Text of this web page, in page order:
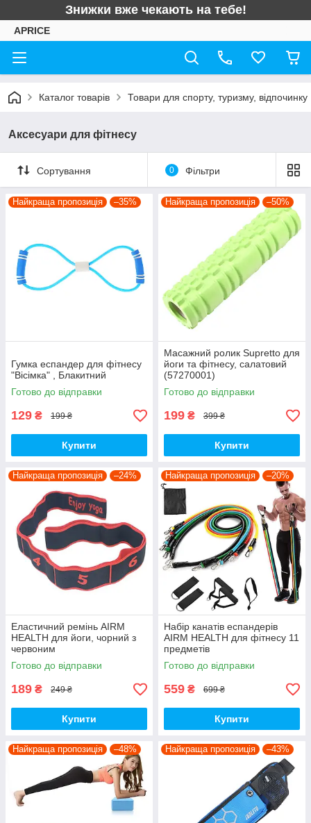
Знижки вже чекають на тебе!
APRICE
Каталог товарів Товари для спорту, туризму, відпочинку
Аксесуари для фітнесу
Сортування 0 Фільтри
Найкраща пропозиція –35%
Гумка еспандер для фітнесу
"Вісімка" , Блакитний
Готово до відправки
129 ₴ 199 ₴
Купити
Найкраща пропозиція –50%
Масажний ролик Supretto для
йоги та фітнесу, салатовий
(57270001)
Готово до відправки
199 ₴ 399 ₴
Купити
Найкраща пропозиція –24%
Еластичний ремінь AIRM
HEALTH для йоги, чорний з
червоним
Готово до відправки
189 ₴ 249 ₴
Купити
Найкраща пропозиція –20%
Набір канатів еспандерів
AIRM HEALTH для фітнесу 11
предметів
Готово до відправки
559 ₴ 699 ₴
Купити
Найкраща пропозиція –48% Найкраща пропозиція –43%